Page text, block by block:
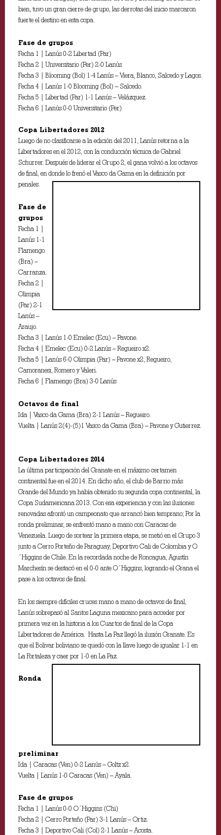
bien, tuvo un gran cierre de grupo, las derrotas del inicio marcaron
fuerte el destino en esta copa.
Fase de grupos
Fecha 1 | Lanús 0-2 Libertad (Par)
Fecha 2 | Universitario (Per) 2-0 Lanús
Fecha 3 | Blooming (Bol) 1-4 Lanús – Viera, Blanco, Salcedo y Lagos.
Fecha 4 | Lanús 1-0 Blooming (Bol) – Salcedo.
Fecha 5 | Libertad (Par) 1-1 Lanús – Velázquez.
Fecha 6 | Lanús 0-0 Universitario (Per)
Copa Libertadores 2012
Luego de no clasificarse a la edición del 2011, Lanús retorna a la
Libertadores en el 2012, con la conducción técnica de Gabriel
Schurrer. Después de liderar el Grupo 2, el gana volvió a los octavos
de final, en donde lo frenó el Vasco da Gama en la definición por
penales.
Fase de
grupos
Fecha 1 |
Lanús 1-1
Flamengo
(Bra) –
Carranza.
Fecha 2 |
Olimpia
(Par) 2-1
Lanús –
Araujo.
Fecha 3 | Lanús 1-0 Emelec (Ecu) – Pavone.
Fecha 4 | Emelec (Ecu) 0-2 Lanús – Regueiro x2.
Fecha 5 | Lanús 6-0 Olimpia (Par) – Pavone x2, Regueiro,
Camoranesi, Romero y Valeri.
Fecha 6 | Flamengo (Bra) 3-0 Lanús
Octavos de final
Ida | Vasco da Gama (Bra) 2-1 Lanús – Regueiro.
Vuelta | Lanús 2(4)-(5)1 Vasco da Gama (Bra) – Pavone y Gutierrez.
Copa Libertadores 2014
La última participación del Granate en el máximo certamen
continental fue en el 2014. En dicho año, el club de Barrio más
Grande del Mundo ya había obtenido su segunda copa continental, la
Copa Sudamericana 2013. Con esa experiencia y con las ilusiones
renovadas afrontó un campeonato que arrancó bien temprano; Por la
ronda preliminar, se enfrentó mano a mano con Caracas de
Venezuela. Luego de sortear la primera etapa, se metió en el Grupo 3
junto a Cerro Porteño de Paraguay, Deportivo Cali de Colombia y O
´Higgins de Chile. En la recordada noche de Roncagua, Agustín
Marchesín se destacó en el 0-0 ante O´Higgins, logrando el Grana el
pase a los octavos de final.
En los siempre difíciles cruces mano a mano de octavos de final,
Lanús sobrepasó al Santos Laguna mexicano para acceder por
primera vez en la historia a los Cuartos de final de la Copa
Libertadores de América. Hasta La Paz llegó la ilusión Granate. Es
que el Bolivar boliviano se quedó con la llave luego de igualar 1-1 en
La Fortaleza y caer por 1-0 en La Paz.
Ronda
preliminar
Ida | Caracas (Ven) 0-2 Lanús – Goltz x2.
Vuelta | Lanús 1-0 Caracas (Ven) – Ayala.
Fase de grupos
Fecha 1 | Lanús 0-0 O´Higgins (Chi)
Fecha 2 | Cerro Porteño (Par) 3-1 Lanús – Ortiz.
Fecha 3 | Deportivo Cali (Col) 2-1 Lanús – Acosta.